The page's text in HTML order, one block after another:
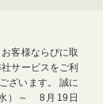
お客様ならびに取
サービスをご利
ざいます。 誠に
）～ 8月19日